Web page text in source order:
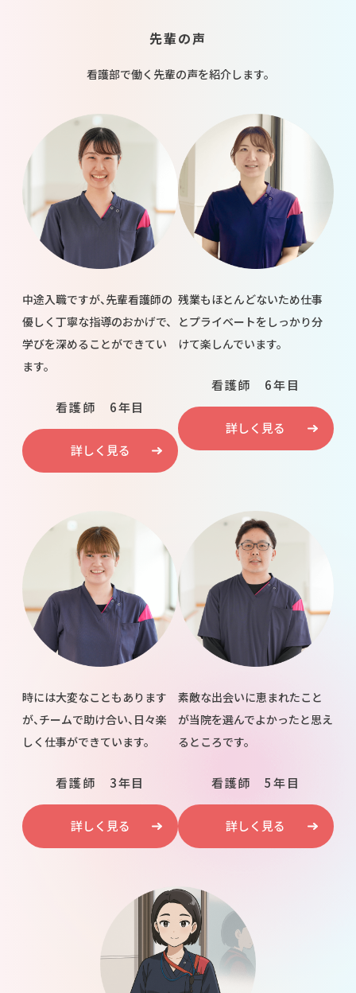
先輩の声
看護部で働く先輩の声を紹介します。
中途入職ですが、先輩看護師の
優しく丁寧な指導のおかげで、
学びを深めることができてい
ます。
看護師 6年目
詳しく見る
残業もほとんどないため仕事
とプライベートをしっかり分
けて楽しんでいます。
看護師 6年目
詳しく見る
時には大変なこともあります
が、チームで助け合い、日々楽
しく仕事ができています。
看護師 3年目
詳しく見る
素敵な出会いに恵まれたこと
が当院を選んでよかったと思え
るところです。
看護師 5年目
詳しく見る